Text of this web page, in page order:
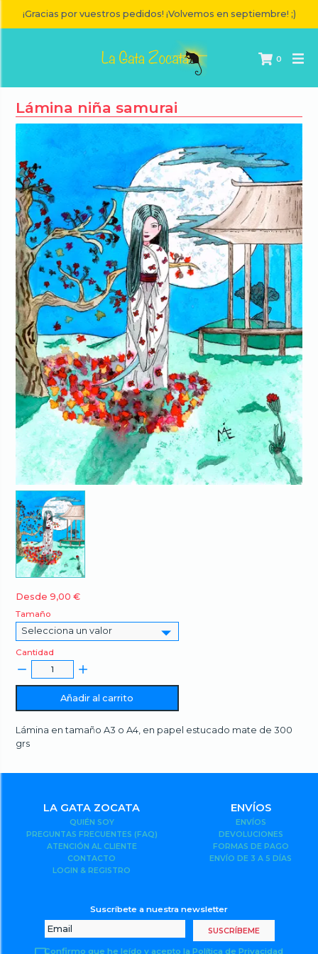
¡Gracias por vuestros pedidos! ¡Volvemos en septiembre! ;)
0
Lámina niña samurai
Desde 9,00 €
Tamaño
Selecciona un valor
Cantidad
Añadir al carrito
Lámina en tamaño A3 o A4, en papel estucado mate de 300
grs
LA GATA ZOCATA
QUIÉN SOY
PREGUNTAS FRECUENTES (FAQ)
ATENCIÓN AL CLIENTE
CONTACTO
LOGIN & REGISTRO
ENVÍOS
ENVÍOS
DEVOLUCIONES
FORMAS DE PAGO
ENVÍO DE 3 A 5 DÍAS
Suscríbete a nuestra newsletter
SUSCRÍBEME
Confirmo que he leído y acepto la Política de Privacidad